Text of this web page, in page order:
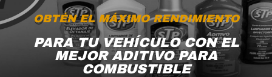
OBTÉN EL MÁXIMO RENDIMIENTO
PARA TU VEHÍCULO CON EL
MEJOR ADITIVO PARA
COMBUSTIBLE